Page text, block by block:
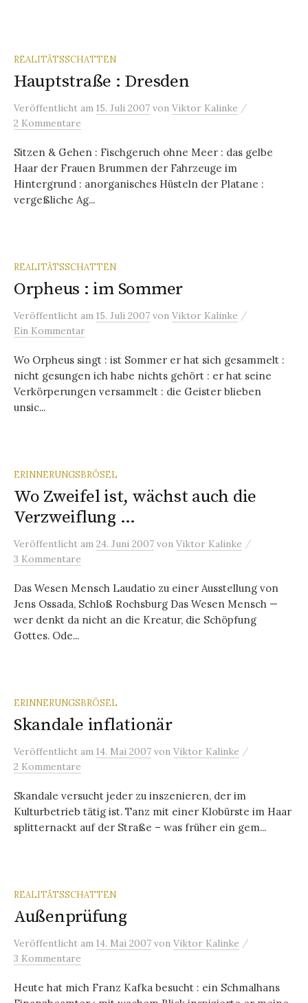
REALITÄTSSCHATTEN
Hauptstraße : Dresden
Veröffentlicht am 15. Juli 2007 von Viktor Kalinke /
2 Kommentare
Sitzen & Gehen : Fischgeruch ohne Meer : das gelbe
Haar der Frauen Brummen der Fahrzeuge im
Hintergrund : anorganisches Hüsteln der Platane :
vergeßliche Ag...
REALITÄTSSCHATTEN
Orpheus : im Sommer
Veröffentlicht am 15. Juli 2007 von Viktor Kalinke /
Ein Kommentar
Wo Orpheus singt : ist Sommer er hat sich gesammelt :
nicht gesungen ich habe nichts gehört : er hat seine
Verkörperungen versammelt : die Geister blieben
unsic...
ERINNERUNGSBRÖSEL
Wo Zweifel ist, wächst auch die
Verzweiflung …
Veröffentlicht am 24. Juni 2007 von Viktor Kalinke /
3 Kommentare
Das Wesen Mensch Laudatio zu einer Ausstellung von
Jens Ossada, Schloß Rochsburg Das Wesen Mensch —
wer denkt da nicht an die Kreatur, die Schöpfung
Gottes. Ode...
ERINNERUNGSBRÖSEL
Skandale inflationär
Veröffentlicht am 14. Mai 2007 von Viktor Kalinke /
2 Kommentare
Skandale versucht jeder zu inszenieren, der im
Kulturbetrieb tätig ist. Tanz mit einer Klobürste im Haar
splitternackt auf der Straße – was früher ein gem...
REALITÄTSSCHATTEN
Außenprüfung
Veröffentlicht am 14. Mai 2007 von Viktor Kalinke /
3 Kommentare
Heute hat mich Franz Kafka besucht : ein Schmalhans